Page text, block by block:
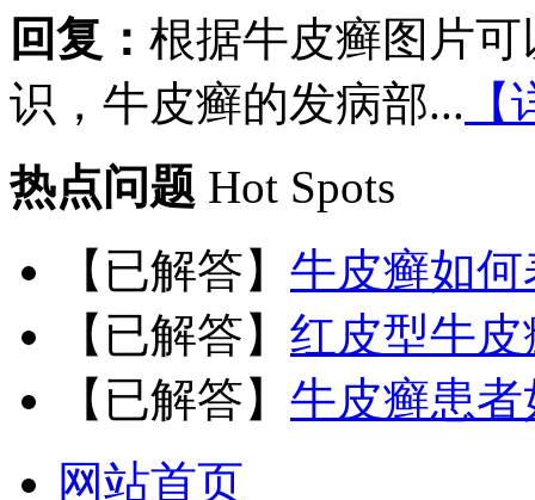
回复： 根据牛皮癣图片
识，牛皮癣的发病部...
热点问题 Hot Spots
【已解答】 牛皮癣如
【已解答】 红皮型牛
【已解答】 牛皮癣患
网站首页